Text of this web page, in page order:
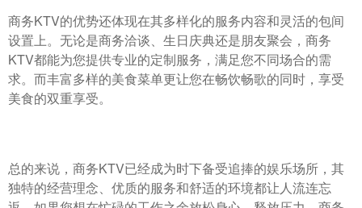
商务KTV的优势还体现在其多样化的服务内容和灵活的包间
设置上。无论是商务洽谈、生日庆典还是朋友聚会，商务
KTV都能为您提供专业的定制服务，满足您不同场合的需
求。而丰富多样的美食菜单更让您在畅饮畅歌的同时，享受
美食的双重享受。
总的来说，商务KTV已经成为时下备受追捧的娱乐场所，其
独特的经营理念、优质的服务和舒适的环境都让人流连忘